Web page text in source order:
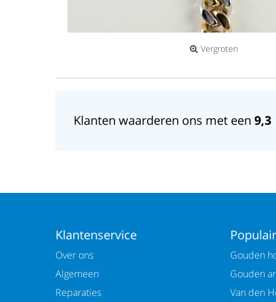
Vergroten
Klanten waarderen ons met een 9,3
Klantenservice
Over ons
Algemeen
Reparaties
Gouden
Gouden
Van den